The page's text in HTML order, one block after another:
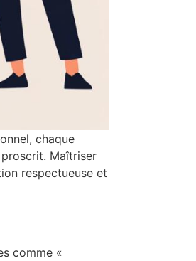
chaque
Maîtriser
respectueuse et
comme «